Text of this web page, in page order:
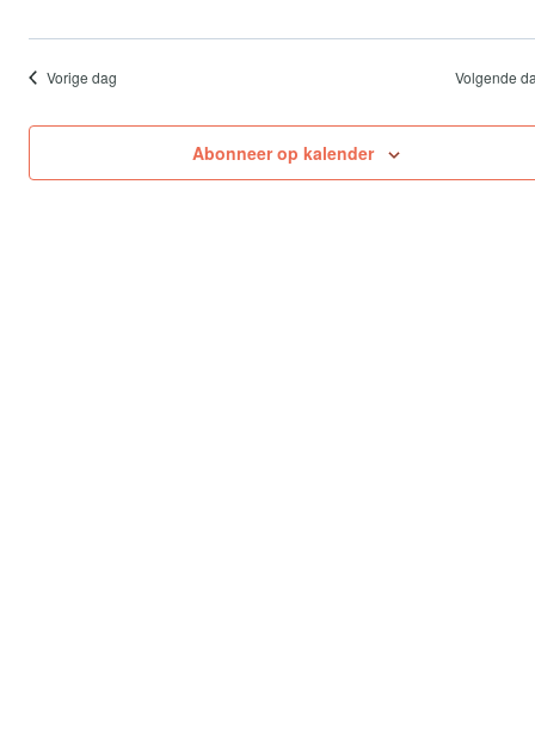
Vorige dag Volgende
Abonneer op kalender